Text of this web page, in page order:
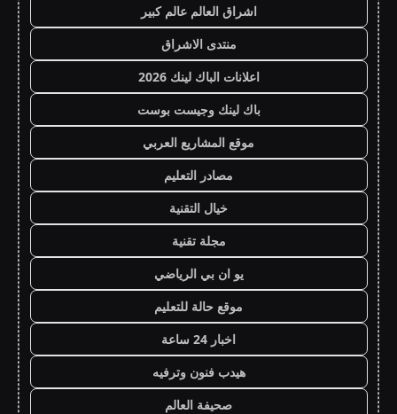
اشراق العالم عالم كبير
منتدى الاشراق
اعلانات الباك لينك 2026
باك لينك وجيست بوست
موقع المشاريع العربي
مصادر التعليم
خيال التقنية
مجلة تقنية
يو ان بي الرياضي
موقع حالة للتعليم
اخبار 24 ساعة
هيدب فنون وترفيه
صحيفة العالم